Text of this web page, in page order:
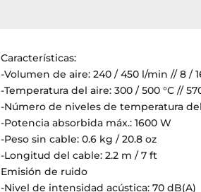
Características:
-Volumen de aire: 240 / 450 l/min // 8 /
-Temperatura del aire: 300 / 500 °C //
-Número de niveles de temperatura
-Potencia absorbida máx.: 1600 W
-Peso sin cable: 0.6 kg / 20.8 oz
-Longitud del cable: 2.2 m / 7 ft
Emisión de ruido
-Nivel de intensidad acústica: 70 dB(A)